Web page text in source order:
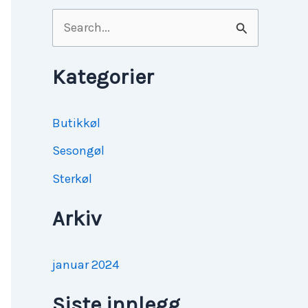
ø
k
t
t
:
Kategorier
Butikkøl
Sesongøl
Sterkøl
Arkiv
januar 2024